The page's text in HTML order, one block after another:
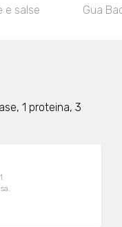
Gua Bao
1 proteina, 3